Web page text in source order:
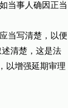
当事人确因正当
当写清楚，以便
清楚，这是法
以增强延期审理